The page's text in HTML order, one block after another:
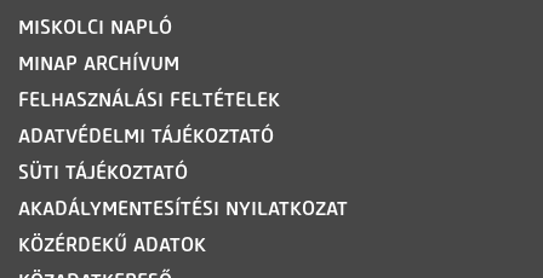
MISKOLCI NAPLÓ
MINAP ARCHÍVUM
FELHASZNÁLÁSI FELTÉTELEK
ADATVÉDELMI TÁJÉKOZTATÓ
SÜTI TÁJÉKOZTATÓ
AKADÁLYMENTESÍTÉSI NYILATKOZAT
KÖZÉRDEKŰ ADATOK